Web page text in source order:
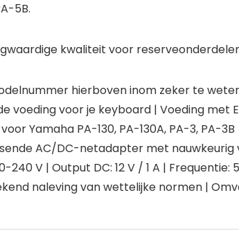
5B.
kwaliteit voor
hierboven inom zeker te
voeding voor je keyboard | Voeding
Yamaha PA-130, PA-130A, PA-3, PA-3B
AC/DC-netadapter met nauwkeurig
240 V | Output DC: 12 V / 1 A |
naleving van wettelijke normen |